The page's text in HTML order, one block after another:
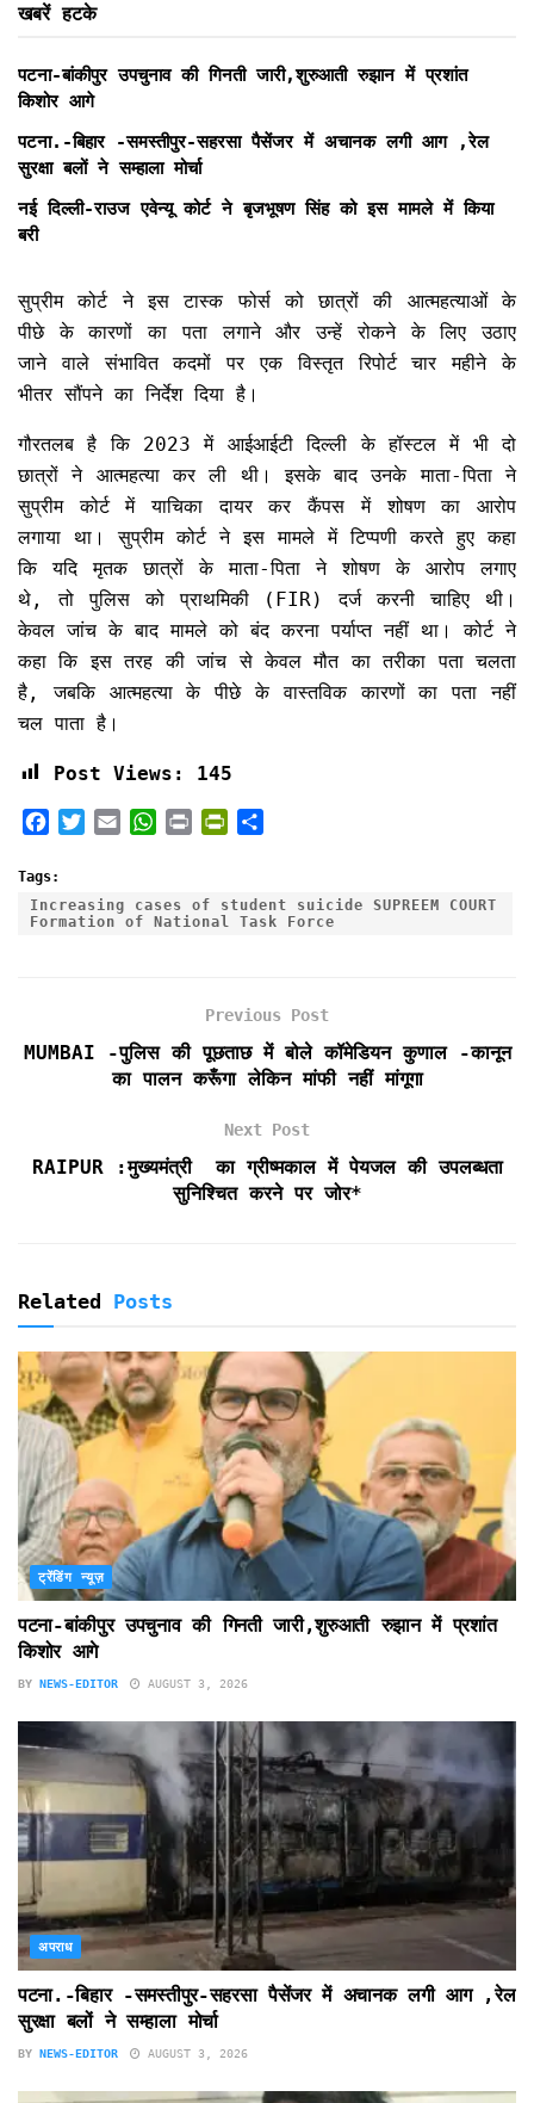
खबरें हटके
पटना-बांकीपुर उपचुनाव की गिनती जारी,शुरुआती रुझान में प्रशांत
किशोर आगे
पटना.-बिहार -समस्तीपुर-सहरसा पैसेंजर में अचानक लगी आग ,रेल
सुरक्षा बलों ने सम्हाला मोर्चा
नई दिल्ली-राउज एवेन्यू कोर्ट ने बृजभूषण सिंह को इस मामले में किया
बरी
सुप्रीम कोर्ट ने इस टास्क फोर्स को छात्रों की आत्महत्याओं के
पीछे के कारणों का पता लगाने और उन्हें रोकने के लिए उठाए
जाने वाले संभावित कदमों पर एक विस्तृत रिपोर्ट चार महीने के
भीतर सौंपने का निर्देश दिया है।
गौरतलब है कि 2023 में आईआईटी दिल्ली के हॉस्टल में भी दो
छात्रों ने आत्महत्या कर ली थी। इसके बाद उनके माता-पिता ने
सुप्रीम कोर्ट में याचिका दायर कर कैंपस में शोषण का आरोप
लगाया था। सुप्रीम कोर्ट ने इस मामले में टिप्पणी करते हुए कहा
कि यदि मृतक छात्रों के माता-पिता ने शोषण के आरोप लगाए
थे, तो पुलिस को प्राथमिकी (FIR) दर्ज करनी चाहिए थी।
केवल जांच के बाद मामले को बंद करना पर्याप्त नहीं था। कोर्ट ने
कहा कि इस तरह की जांच से केवल मौत का तरीका पता चलता
है, जबकि आत्महत्या के पीछे के वास्तविक कारणों का पता नहीं
चल पाता है।
Post Views: 145
c
e
b
t
t
i
l
t
s
n
t
n
t
n
d
y
r
e
Tags:
Increasing cases of student suicide SUPREEM COURT
Formation of National Task Force
Previous Post
MUMBAI -पुलिस की पूछताछ में बोले कॉमेडियन कुणाल -कानून
का पालन करूँगा लेकिन मांफी नहीं मांगूगा
Next Post
RAIPUR :मुख्यमंत्री का ग्रीष्मकाल में पेयजल की उपलब्धता
सुनिश्चित करने पर जोर*
Related Posts
ट्रेंडिंग न्यूज़
पटना-बांकीपुर उपचुनाव की गिनती जारी,शुरुआती रुझान में प्रशांत
किशोर आगे
BY NEWS-EDITOR AUGUST 3, 2026
अपराध
पटना.-बिहार -समस्तीपुर-सहरसा पैसेंजर में अचानक लगी आग ,रेल
सुरक्षा बलों ने सम्हाला मोर्चा
BY NEWS-EDITOR AUGUST 3, 2026